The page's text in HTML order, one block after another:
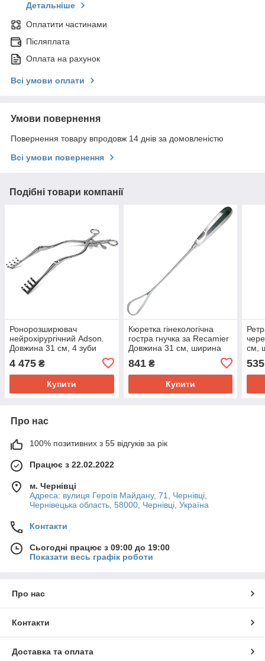
Детальніше
Оплатити частинами
Післяплата
Оплата на рахунок
Всі умови оплати
Умови повернення
Повернення товару впродовж 14 днів за домовленістю
Всі умови повернення
Подібні товари компанії
Ронорозширювач
нейрохірургічний Adson.
Довжина 31 см, 4 зуби
4 475 ₴
Купити
Кюретка гінекологічна
гостра гнучка за Recamier
Довжина 31 см, ширина
35 мм SURGIWELOMED
841₴
Купити
см,
535
Про нас
100% позитивних з 55 відгуків за рік
Працює з 22.02.2022
м. Чернівці
Адреса: вулиця Героїв Майдану, 71, Чернівці,
Чернівецька область, 58000, Чернівці, Україна
Контакти
Сьогодні працює з 09:00 до 19:00
Показати весь графік роботи
Про нас
Контакти
Доставка та оплата